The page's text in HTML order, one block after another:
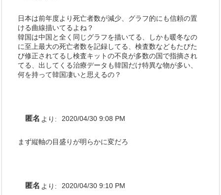
日本は前年度より死亡者数が減少、グラフ的にも信頼の置
ける曲線描いてるよね？
韓国は中国と全く同じグラフを描いてる、しかも暖冬なの
に至上最大の死亡者数を記録してる、検査数などもたびた
び修正されてるし検査キットの不良が多数の国で指摘され
てる、出してくる治療データも韓国だけ特異な物が多い、
何を持って韓国凄いと思えるの？
匿名 より: 2020/04/30 9:08 PM
まず縦軸の目盛りが明らかに変だろ
匿名 より: 2020/04/30 9:10 PM